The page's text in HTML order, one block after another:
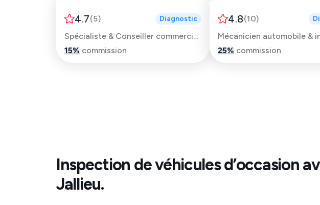
4.7(5) Diagnostic
Spécialiste & Conseiller commercial automobile
15% commission
4.8(10)
Mécanicien automobile &
25% commission
Inspection de véhicules d’occasion
Jallieu.